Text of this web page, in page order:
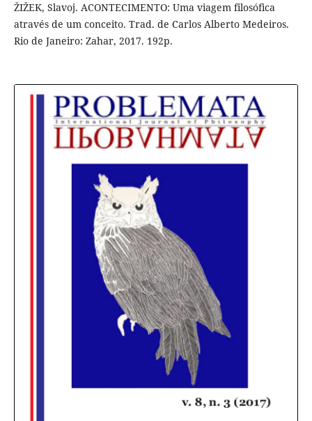
ŽIŽEK, Slavoj. ACONTECIMENTO: Uma viagem filosófica
através de um conceito. Trad. de Carlos Alberto Medeiros.
Rio de Janeiro: Zahar, 2017. 192p.